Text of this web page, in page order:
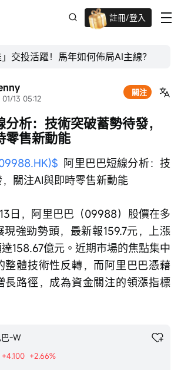
註冊/登入
迎新驚喜賞 股票/BTC等任你揀!
交投活躍！馬年如何佈局AI主線？
01/13 05:12
關注
析：技術突破蓄勢待發，
零售新動能
  阿里巴巴短線分析：技
關注AI與即時零售新動能
日，阿里巴巴（09988）股價在多
強勁勢頭，最新報159.7元，上漲
158.67億元。近期市場的焦點集中
整體技術性反轉，而阿里巴巴憑藉
長路徑，成為資金關注的領漲指標
-W
+4.100 +2.66%